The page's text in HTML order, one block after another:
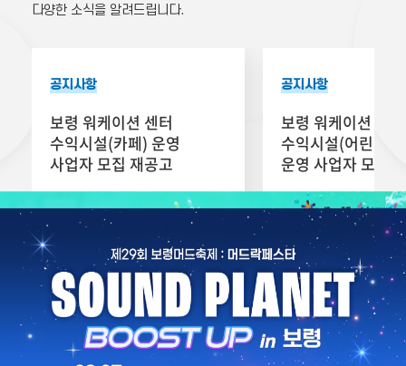
다양한 소식을 알려드립니다.
공지사항
보령 워케이션 센터
수익시설(카페) 운영
사업자 모집 재공고
보령 워케이션 센터 수익시설(카페)
운영 사업자를 모집합니다. 자세한
사항은 첨부 파일 확인 부탁드립니다.
2026-07-27
공지사항
보령 워케이션 센터
수익시설(어린이
운영 사업자 모집
보령 워케이션 센터 수익시
(어린이놀이방) 운영 사업자
모집합니다. 자세한 사항은 첨부 파일
확인 부탁드립니다.
2026-07-08